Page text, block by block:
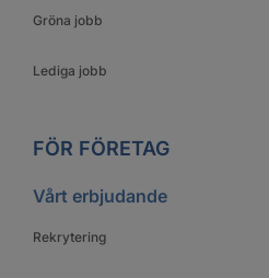
Gröna jobb
Lediga jobb
FÖR FÖRETAG
Vårt erbjudande
Rekrytering